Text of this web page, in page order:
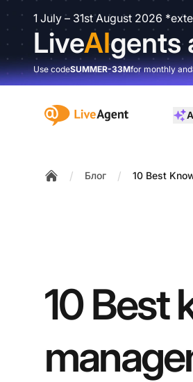
1 July – 31st August 2026
LiveAIgents
Use codeSUMMER-33Mfor monthly and
:site.title
/ Блог / 10 Best
10 Best